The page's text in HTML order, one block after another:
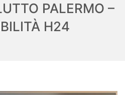
PALERMO –
H24